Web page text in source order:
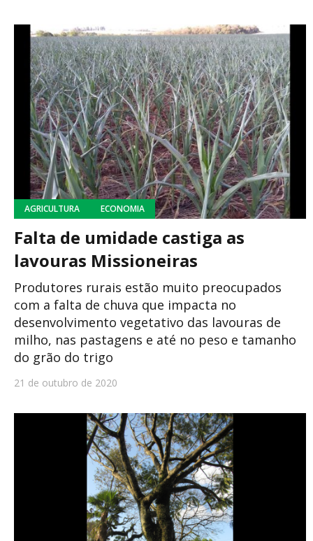
AGRICULTURA ECONOMIA
Falta de umidade castiga as
lavouras Missioneiras
Produtores rurais estão muito preocupados
com a falta de chuva que impacta no
desenvolvimento vegetativo das lavouras de
milho, nas pastagens e até no peso e tamanho
do grão do trigo
21 de outubro de 2020